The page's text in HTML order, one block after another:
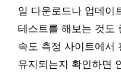
일 다운로드나 업데이
테스트를 해보는 것도
속도 측정 사이트에서
유지되는지 확인하면